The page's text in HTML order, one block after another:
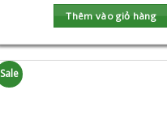
Thêm vào giỏ hàng
Sale